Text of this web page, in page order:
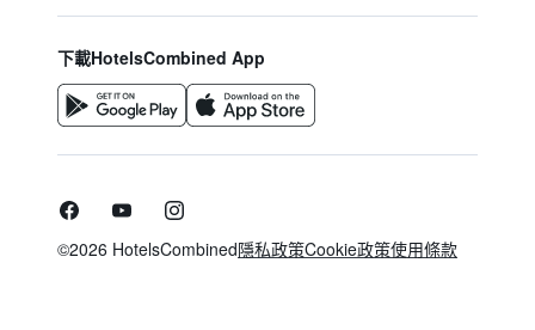
下載HotelsCombined App
©2026 HotelsCombined隱私政策Cookie政策使用條款